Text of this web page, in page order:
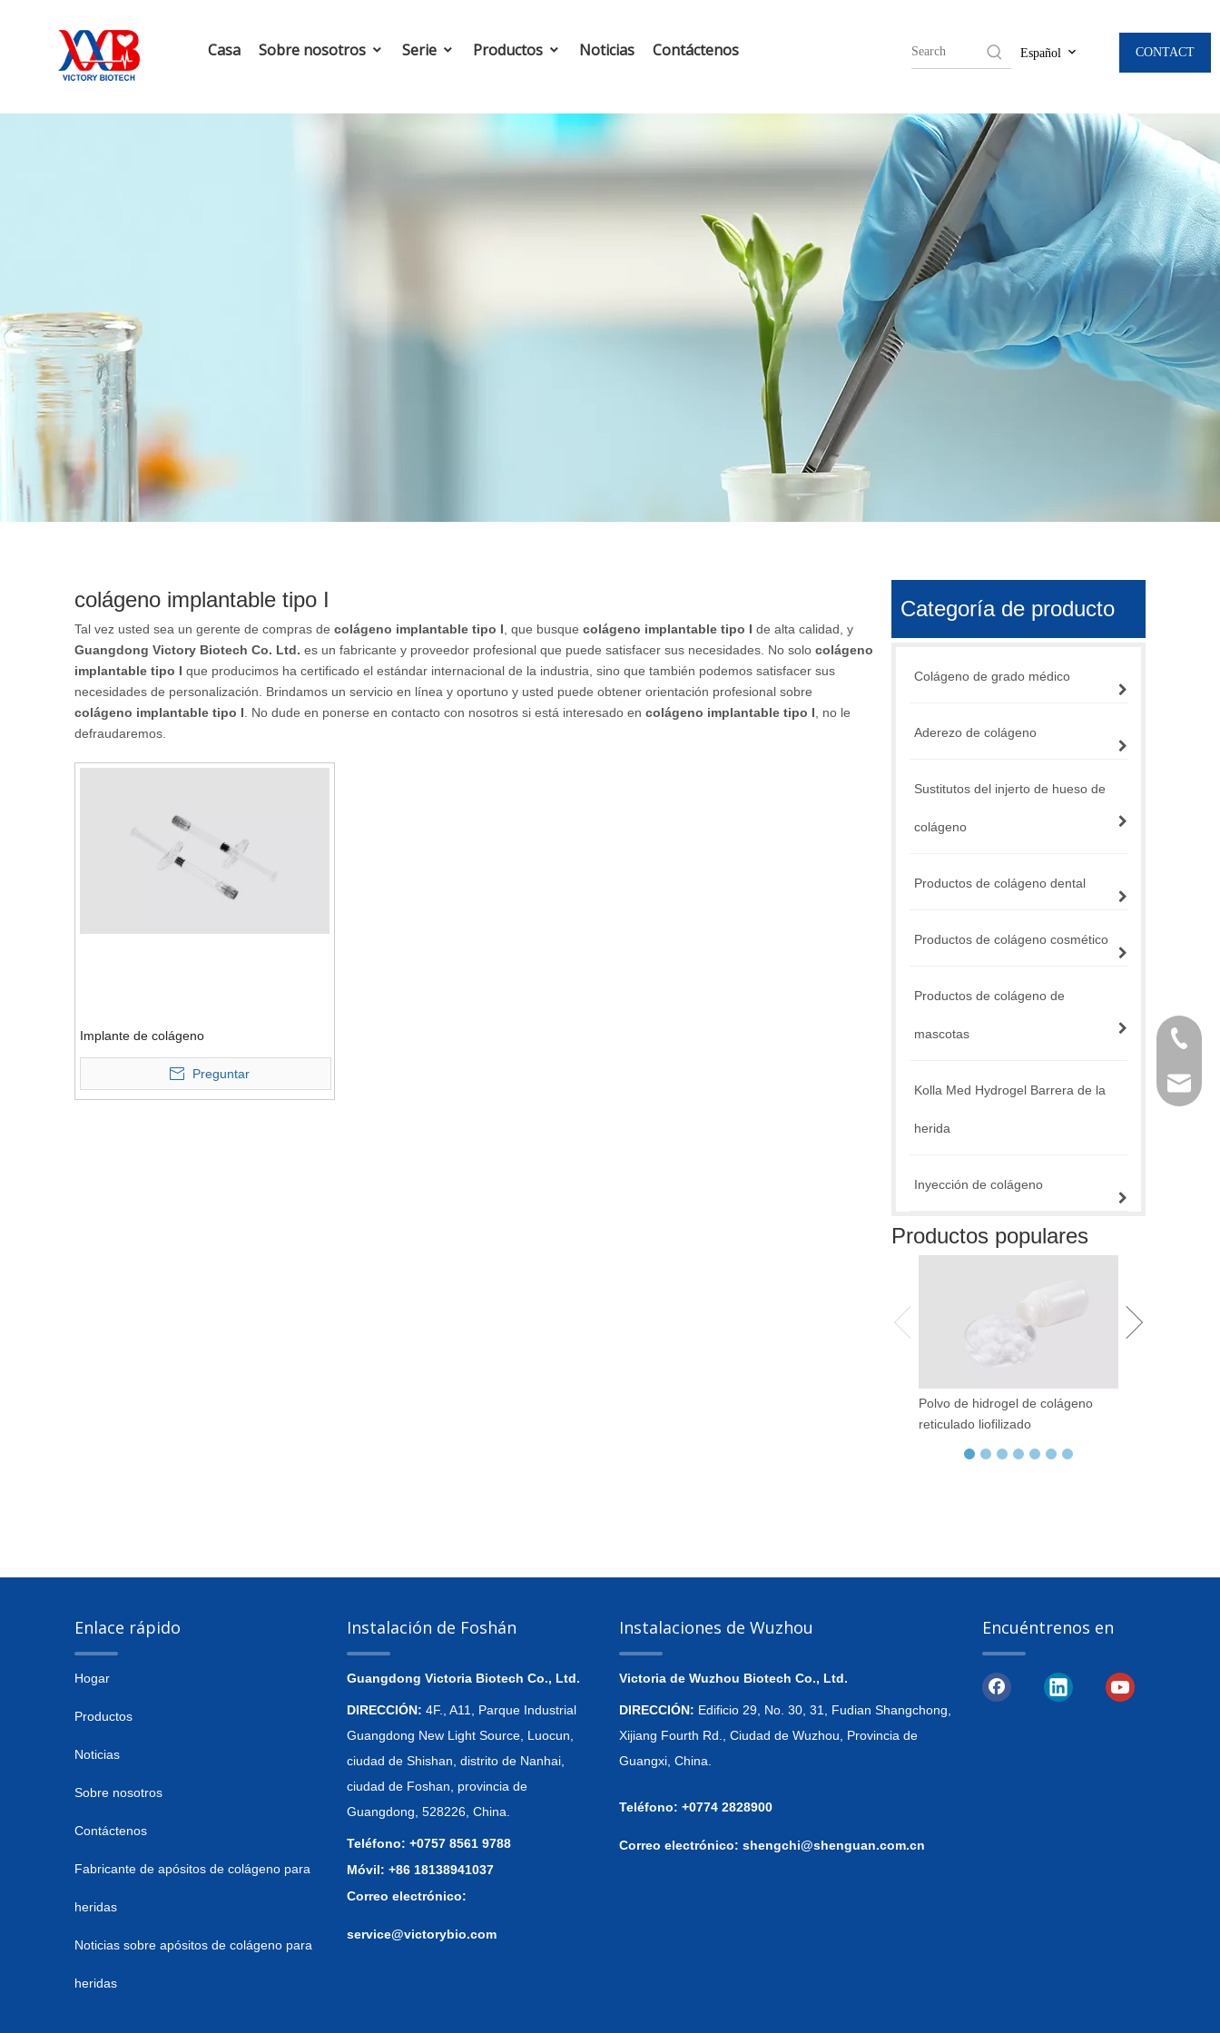
Casa Sobre nosotros Serie Productos Noticias Contáctenos Español CONTACT
colágeno implantable tipo I
Tal vez usted sea un gerente de compras de colágeno implantable tipo I , que busque colágeno implantable tipo I de alta calidad, y
Guangdong Victory Biotech Co. Ltd. es un fabricante y proveedor profesional que puede satisfacer sus necesidades. No solo colágeno
implantable tipo I que producimos ha certificado el estándar internacional de la industria, sino que también podemos satisfacer sus
necesidades de personalización. Brindamos un servicio en línea y oportuno y usted puede obtener orientación profesional sobre
colágeno implantable tipo I . No dude en ponerse en contacto con nosotros si está interesado en colágeno implantable tipo I , no le
defraudaremos.
Implante de colágeno
Preguntar
Categoría de producto
Colágeno de grado médico
Aderezo de colágeno
Sustitutos del injerto de hueso de
colágeno
Productos de colágeno dental
Productos de colágeno cosmético
Productos de colágeno de
mascotas
Kolla Med Hydrogel Barrera de la
herida
Inyección de colágeno
Productos populares
Polvo de hidrogel de colágeno
reticulado liofilizado
Enlace rápido
Hogar
Productos
Noticias
Sobre nosotros
Contáctenos
Fabricante de apósitos de colágeno para
heridas
Noticias sobre apósitos de colágeno para
heridas
Instalación de Foshán
Guangdong Victoria Biotech Co., Ltd.
DIRECCIÓN: 4F., A11, Parque Industrial
Guangdong New Light Source, Luocun,
ciudad de Shishan, distrito de Nanhai,
ciudad de Foshan, provincia de
Guangdong, 528226, China.
Teléfono: +0757 8561 9788
Móvil: +86 18138941037
Correo electrónico:
service@victorybio.com
Instalaciones de Wuzhou
Victoria de Wuzhou Biotech Co., Ltd.
DIRECCIÓN: Edificio 29, No. 30, 31, Fudian Shangchong,
Xijiang Fourth Rd., Ciudad de Wuzhou, Provincia de
Guangxi, China.
Teléfono: +0774 2828900
Correo electrónico: shengchi@shenguan.com.cn
Encuéntrenos en
+86